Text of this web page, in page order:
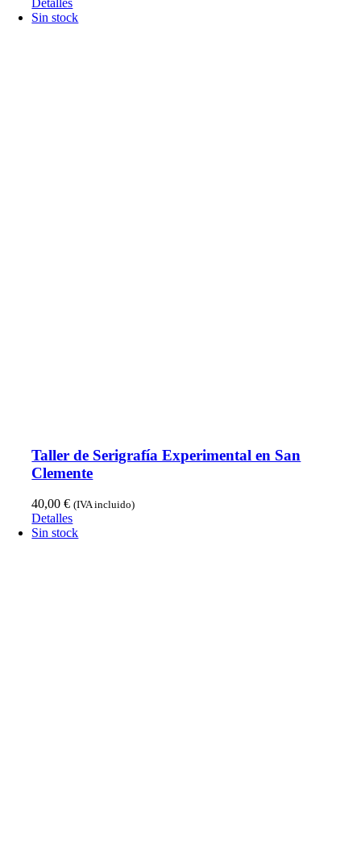
Detalles
Sin stock
Taller de Serigrafía Experimental en San
Clemente
40,00€ (IVA incluido)
Detalles
Sin stock